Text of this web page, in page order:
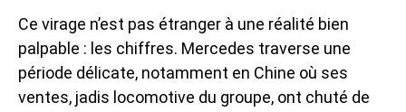
Ce virage n’est pas étranger à une réalité bien
palpable : les chiffres. Mercedes traverse une
période délicate, notamment en Chine où ses
ventes, jadis locomotive du groupe, ont chuté de